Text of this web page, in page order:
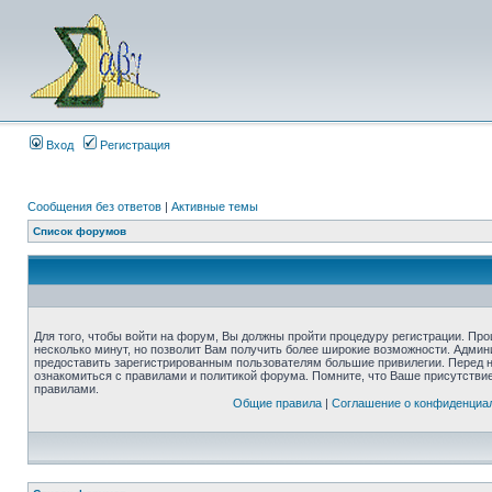
Вход Регистрация
Сообщения без ответов | Активные темы
Список форумов
Для того, чтобы войти на форум, Вы должны пройти процедуру регистрации.
несколько минут, но позволит Вам получить более широкие возможности.
предоставить зарегистрированным пользователям большие привилегии.
ознакомиться с правилами и политикой форума. Помните, что Ваше
правилами.
Общие правила| Соглашение о